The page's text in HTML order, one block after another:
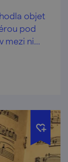
objet
pod
nimi